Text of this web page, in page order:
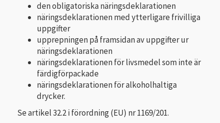
den obligatoriska näringsdeklarationen
näringsdeklarationen med ytterligare frivilliga
uppgifter
upprepningen på framsidanav uppgifter ur
näringsdeklarationen
näringsdeklarationen för livsmedel som inte är
färdigförpackade
näringsdeklarationen för alkoholhaltiga
drycker.
Se artikel 32.2 i förordning (EU) nr 1169/201.